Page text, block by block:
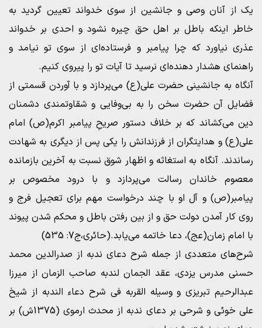
یک از آنان وصی و جانشین از سوی خدواند تعیین گردید به
خاطر اینکه باطل بر اهل حق چیره نشود و احدی بر خدواند
عذری نیاورد که چرا پیامبر و فرستاده‌ای از سوی تو نیامد و
راهنمای هشدار دهنده‌ای نرسید تا آیات تو را پیروی کنیم.
آنگاه به جانشینی حضرت علی(ع) می‌پردازد و با آوردن قسمتی از
فضایل آن حضرت سخن را به بی‌وفایی و شقاوتمندی دشمنان
دین می‌کشاند که بر خلاف دستور صریحِ پیامبر اکرم(ص) امام
علی(ع) و هدایتگران از فرزندانش را یکی پس از دیگری به شهادت
رساندند. آنگاه به استغاثه و اظهار شوق نسبت به آخرین بازمانده
معصوم خاندان رسالت می‌پردازد و با درود مخصوص بر
پیامبر(ص) و آل او با چند درخواست مهم برای تعجیل فرج و
روی کار آمدن دولت حق و از بین رفتن باطل و محکم شدن پیوند
با امام زمان(عج)، دعا خاتمه می‌یابد.(حائری،ج7: 535)
شرح‌های متعددی از جمله شرح دعای ندبه از صدرالدین محمد
حسنی مدرس یزدی، عقد الجمان لندبه صاحب الزمان از میرزا
عبدالرحیم تبریزی و وسیله القربه فی شرح دعاء الندبه از شیخ
علی خوئی و شرحی بر دعای ندبه از محدث ارموی (1375ش) بر